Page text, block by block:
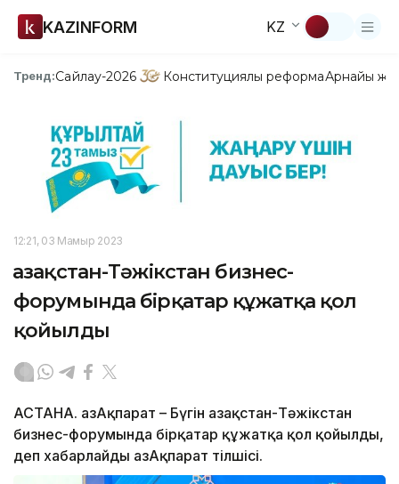
KAZINFORM KZ
Тренд:Сайлау-2026 Конституциялық реформаАрнайы
12:21, 03 Мамыр 2023
Қазақстан-Тәжікстан бизнес-
форумында бірқатар құжатқа қол
қойылды
АСТАНА. ҚазАқпарат – Бүгін Қазақстан-Тәжікстан
бизнес-форумында бірқатар құжатқа қол қойылды,
деп хабарлайды ҚазАқпарат тілшісі.